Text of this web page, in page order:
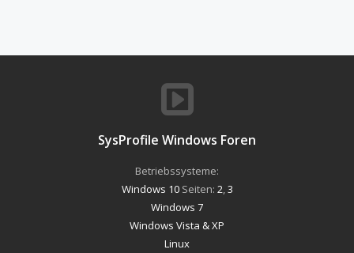
SysProfile Windows Foren
Betriebssysteme:
Windows 10Seiten: 2 3
Windows 7
Windows Vista & XP
Linux